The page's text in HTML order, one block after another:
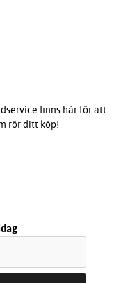
finns här för att
rör ditt köp!